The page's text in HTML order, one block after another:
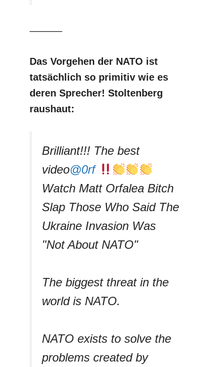
––––––
Das Vorgehen der NATO ist
tatsächlich so primitiv wie es
deren Sprecher! Stoltenberg
raushaut:
Brilliant!!! The best
video@0rf
Watch Matt Orfalea Bitch
Slap Those Who Said The
Ukraine Invasion Was
"Not About NATO"
The biggest threat in the
world is NATO.
NATO exists to solve the
problems created by